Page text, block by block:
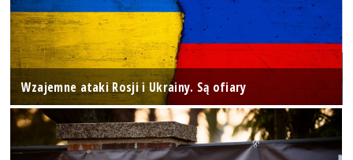
Wzajemne ataki Rosji i Ukrainy. Są ofiary